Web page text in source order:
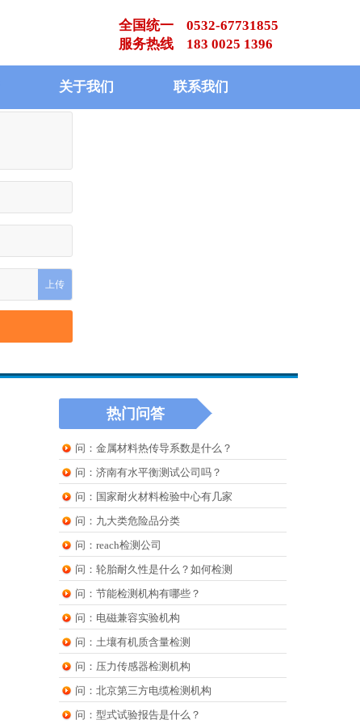
全国统一 0532-67731855
服务热线 183 0025 1396
关于我们 联系我们
上传
热门问答
问：金属材料热传导系数是什么？
问：济南有水平衡测试公司吗？
问：国家耐火材料检验中心有几家
问：九大类危险品分类
问：reach检测公司
问：轮胎耐久性是什么？如何检测
问：节能检测机构有哪些？
问：电磁兼容实验机构
问：土壤有机质含量检测
问：压力传感器检测机构
问：北京第三方电缆检测机构
问：型式试验报告是什么？